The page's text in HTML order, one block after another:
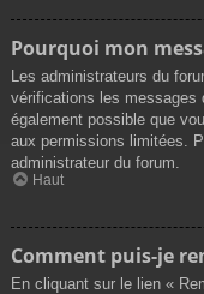
Pourquoi mon
Les administrateurs du
vérifications les messages
également possible que
aux permissions limitées.
administrateur du forum.
Haut
Comment puis-je
En cliquant sur le lien «